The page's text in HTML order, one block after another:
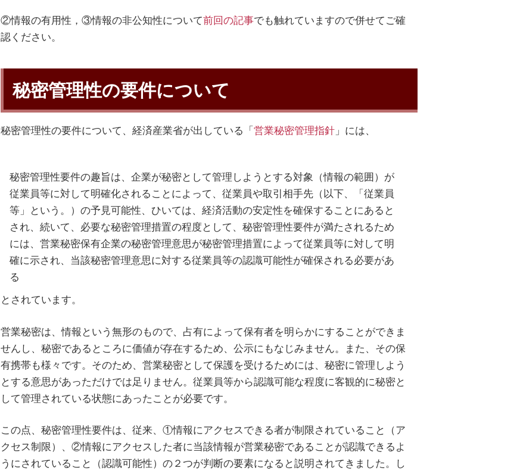
②情報の有用性，③情報の非公知性について前回の記事でも触れていますので併せてご確
認ください。
秘密管理性の要件について
秘密管理性の要件について、経済産業省が出している「営業秘密管理指針 」には、
秘密管理性要件の趣旨は、企業が秘密として管理しようとする対象（情報の範囲）が
従業員等に対して明確化されることによって、従業員や取引相手先（以下、「従業員
等」という。）の予見可能性、ひいては、経済活動の安定性を確保することにあると
され、続いて、必要な秘密管理措置の程度として、秘密管理性要件が満たされるため
には、営業秘密保有企業の秘密管理意思が秘密管理措置によって従業員等に対して明
確に示され、当該秘密管理意思に対する従業員等の認識可能性が確保される必要があ
る
とされています。
営業秘密は、情報という無形のもので、占有によって保有者を明らかにすることができま
せんし、秘密であるところに価値が存在するため、公示にもなじみません。また、その保
有携帯も様々です。そのため、営業秘密として保護を受けるためには、秘密に管理しよう
とする意思があっただけでは足りません。従業員等から認識可能な程度に客観的に秘密と
して管理されている状態にあったことが必要です。
この点、秘密管理性要件は、従来、①情報にアクセスできる者が制限されていること（ア
クセス制限）、②情報にアクセスした者に当該情報が営業秘密であることが認識できるよ
うにされていること（認識可能性）の２つが判断の要素になると説明されてきました。し